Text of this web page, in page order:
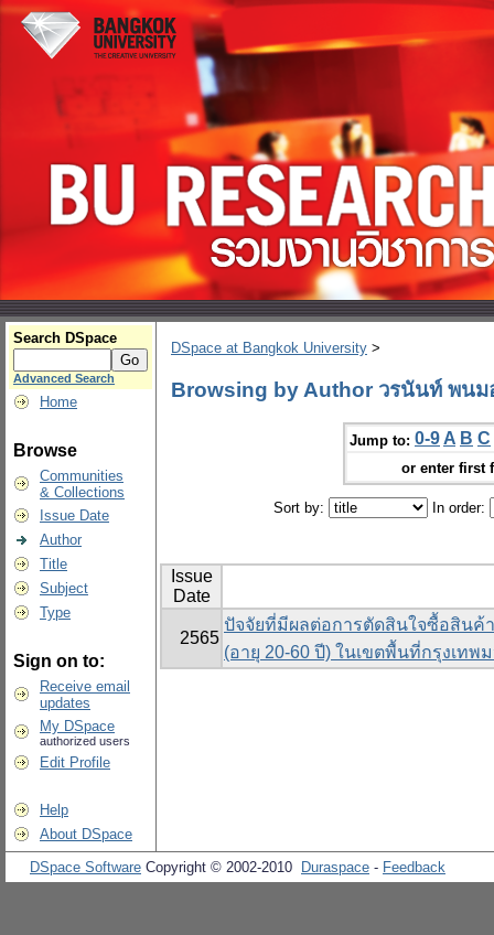
Search DSpace
Advanced Search
Home
Browse
Communities
& Collections
Issue Date
Author
Title
Subject
Type
Sign on to:
Receive email
updates
My DSpace
authorized users
Edit Profile
Help
About DSpace
DSpace at Bangkok University >
Browsing by Author วรนันท์ พนม
Jump to: 0-9 A B C
or enter first
Sort by: In order:
Issue
Date
2565
ปัจจัยที่มีผลต่อการตัดสินใจซื้อสินค้
(อายุ 20-60 ปี) ในเขตพื้นที่กรุงเทพ
DSpace Software Copyright © 2002-2010 Duraspace - Feedback